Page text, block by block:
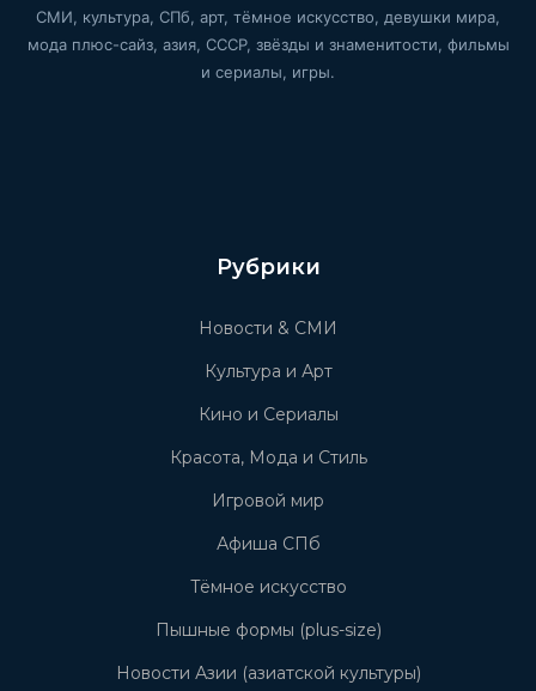
СМИ, культура, СПб, арт, тёмное искусство, девушки мира,
мода плюс-сайз, азия, СССР, звёзды и знаменитости, фильмы
и сериалы, игры.
Рубрики
Новости & СМИ
Культура и Арт
Кино и Сериалы
Красота, Мода и Стиль
Игровой мир
Афиша СПб
Тёмное искусство
Пышные формы (plus-size)
Новости Азии (азиатской культуры)